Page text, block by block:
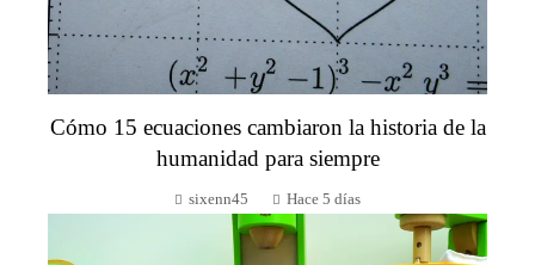
Cómo 15 ecuaciones cambiaron la historia de la
humanidad para siempre
sixenn45 Hace 5 días